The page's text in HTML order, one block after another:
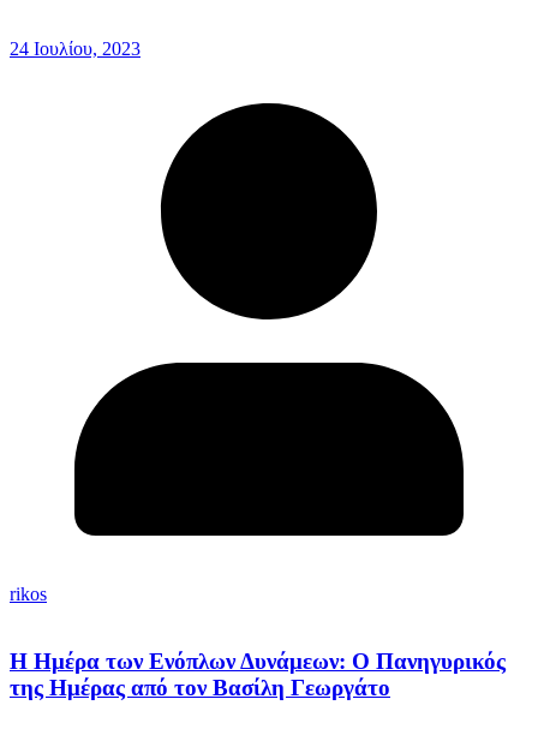
24 Ιουλίου, 2023
rikos
Η Ημέρα των Ενόπλων Δυνάμεων: Ο Πανηγυρικός
της Ημέρας από τον Βασίλη Γεωργάτο